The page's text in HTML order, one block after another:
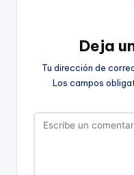
Deja
Tu dirección de
Los campos